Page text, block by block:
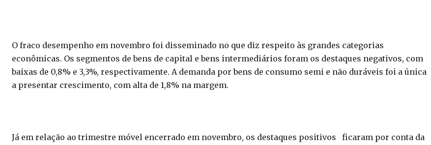
O fraco desempenho em novembro foi disseminado no que diz respeito às grandes categorias
econômicas. Os segmentos de bens de capital e bens intermediários foram os destaques negativos, com
baixas de 0,8% e 3,3%, respectivamente. A demanda por bens de consumo semi e não duráveis foi a única
a presentar crescimento, com alta de 1,8% na margem.
Já em relação ao trimestre móvel encerrado em novembro, os destaques positivos ficaram por conta da